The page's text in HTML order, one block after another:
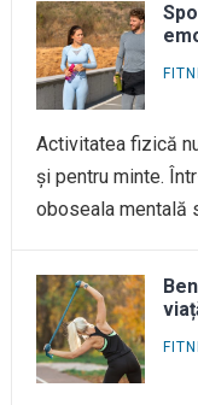
Activitatea fizică
și pentru minte.
oboseala mentală